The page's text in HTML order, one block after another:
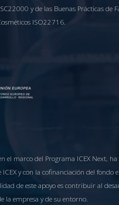
y de las Buenas Prácticas de
ISO22716.
el marco del Programa ICEX Next,
ICEX y con la cofinanciación del fondo
de este apoyo es contribuir al
la empresa y de su entorno.